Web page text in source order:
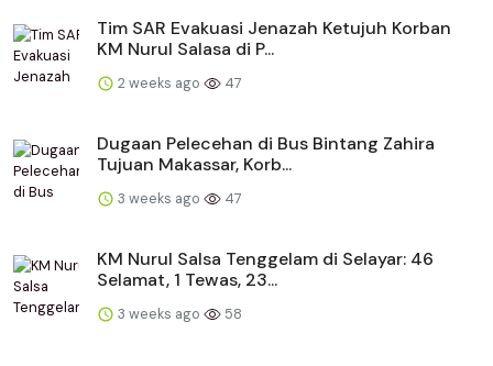
Tim SAR Evakuasi Jenazah Ketujuh Korban
KM Nurul Salasa di P...
2 weeks ago 47
Dugaan Pelecehan di Bus Bintang Zahira
Tujuan Makassar, Korb...
3 weeks ago 47
KM Nurul Salsa Tenggelam di Selayar: 46
Selamat, 1 Tewas, 23...
3 weeks ago 58